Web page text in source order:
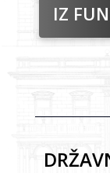
IZ